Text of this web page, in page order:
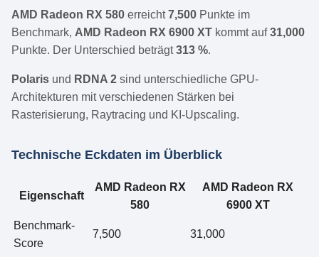
AMD Radeon RX 580 erreicht7,500 Punkte im
Benchmark, AMD Radeon RX 6900 XT kommt auf31,000
Punkte. Der Unterschied beträgt313 %.
Polaris und RDNA 2 sind unterschiedliche GPU-
Architekturen mit verschiedenen Stärken bei
Rasterisierung, Raytracing und KI-Upscaling.
Technische Eckdaten im Überblick
Eigenschaft
AMD Radeon RX
580
AMD Radeon RX
6900 XT
Benchmark-
Score
7,500 31,000